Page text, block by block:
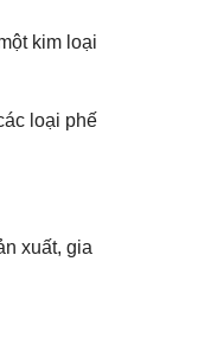
kim loại
loại phế
xuất, gia